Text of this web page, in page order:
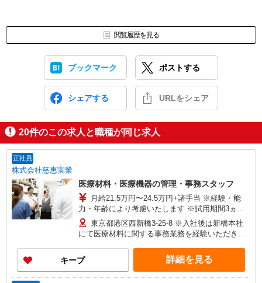
閲覧履歴を見る
ブックマーク ポストする
シェアする URLをシェア
20件のこの求人と職種が同じ求人
正社員
株式会社慈恵実業
医療材料・医療機器の管理・事務スタッフ
月給21.5万円〜24.5万円+諸手当 ※経験・能
力・年齢により考慮いたします ※試用期間3ヵ月
あり（期間中は月給20.5万円以上） ※賞与年2回
（昨年度実績 平均5.5ヶ月分） ■年収例■ 想定年
収375万円〜530万円※経験等考慮 ・20代：年収
375万円 ・30代：年収430万円 ・40代：年収460万
円 ・50代：年収530万円
東京都港区西新橋3-25-8 ※入社後は新橋本社
にて医療材料に関する事務業務を経験いただきま
へ配属となります。 ※配属時期は入社後約6カ
月〜2年程度を予定 ・東京慈恵会医科大学附属病
院（東京都港区西新橋3丁目19-18） ・東京慈恵会
キープ 詳細を見る